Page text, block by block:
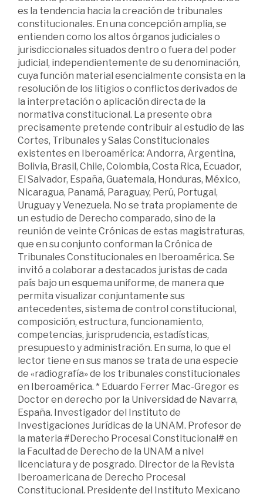
es la tendencia hacia la creación de tribunales
constitucionales. En una concepción amplia, se
entienden como los altos órganos judiciales o
jurisdiccionales situados dentro o fuera del poder
judicial, independientemente de su denominación,
cuya función material esencialmente consista en la
resolución de los litigios o conflictos derivados de
la interpretación o aplicación directa de la
normativa constitucional. La presente obra
precisamente pretende contribuir al estudio de las
Cortes, Tribunales y Salas Constitucionales
existentes en Iberoamérica: Andorra, Argentina,
Bolivia, Brasil, Chile, Colombia, Costa Rica, Ecuador,
El Salvador, España, Guatemala, Honduras, México,
Nicaragua, Panamá, Paraguay, Perú, Portugal,
Uruguay y Venezuela. No se trata propiamente de
un estudio de Derecho comparado, sino de la
reunión de veinte Crónicas de estas magistraturas,
que en su conjunto conforman la Crónica de
Tribunales Constitucionales en Iberoamérica. Se
invitó a colaborar a destacados juristas de cada
país bajo un esquema uniforme, de manera que
permita visualizar conjuntamente sus
antecedentes, sistema de control constitucional,
composición, estructura, funcionamiento,
competencias, jurisprudencia, estadísticas,
presupuesto y administración. En suma, lo que el
lector tiene en sus manos se trata de una especie
de «radiografía» de los tribunales constitucionales
en Iberoamérica. * Eduardo Ferrer Mac-Gregor es
Doctor en derecho por la Universidad de Navarra,
España. Investigador del Instituto de
Investigaciones Jurídicas de la UNAM. Profesor de
la materia #Derecho Procesal Constitucional# en
la Facultad de Derecho de la UNAM a nivel
licenciatura y de posgrado. Director de la Revista
Iberoamericana de Derecho Procesal
Constitucional. Presidente del Instituto Mexicano